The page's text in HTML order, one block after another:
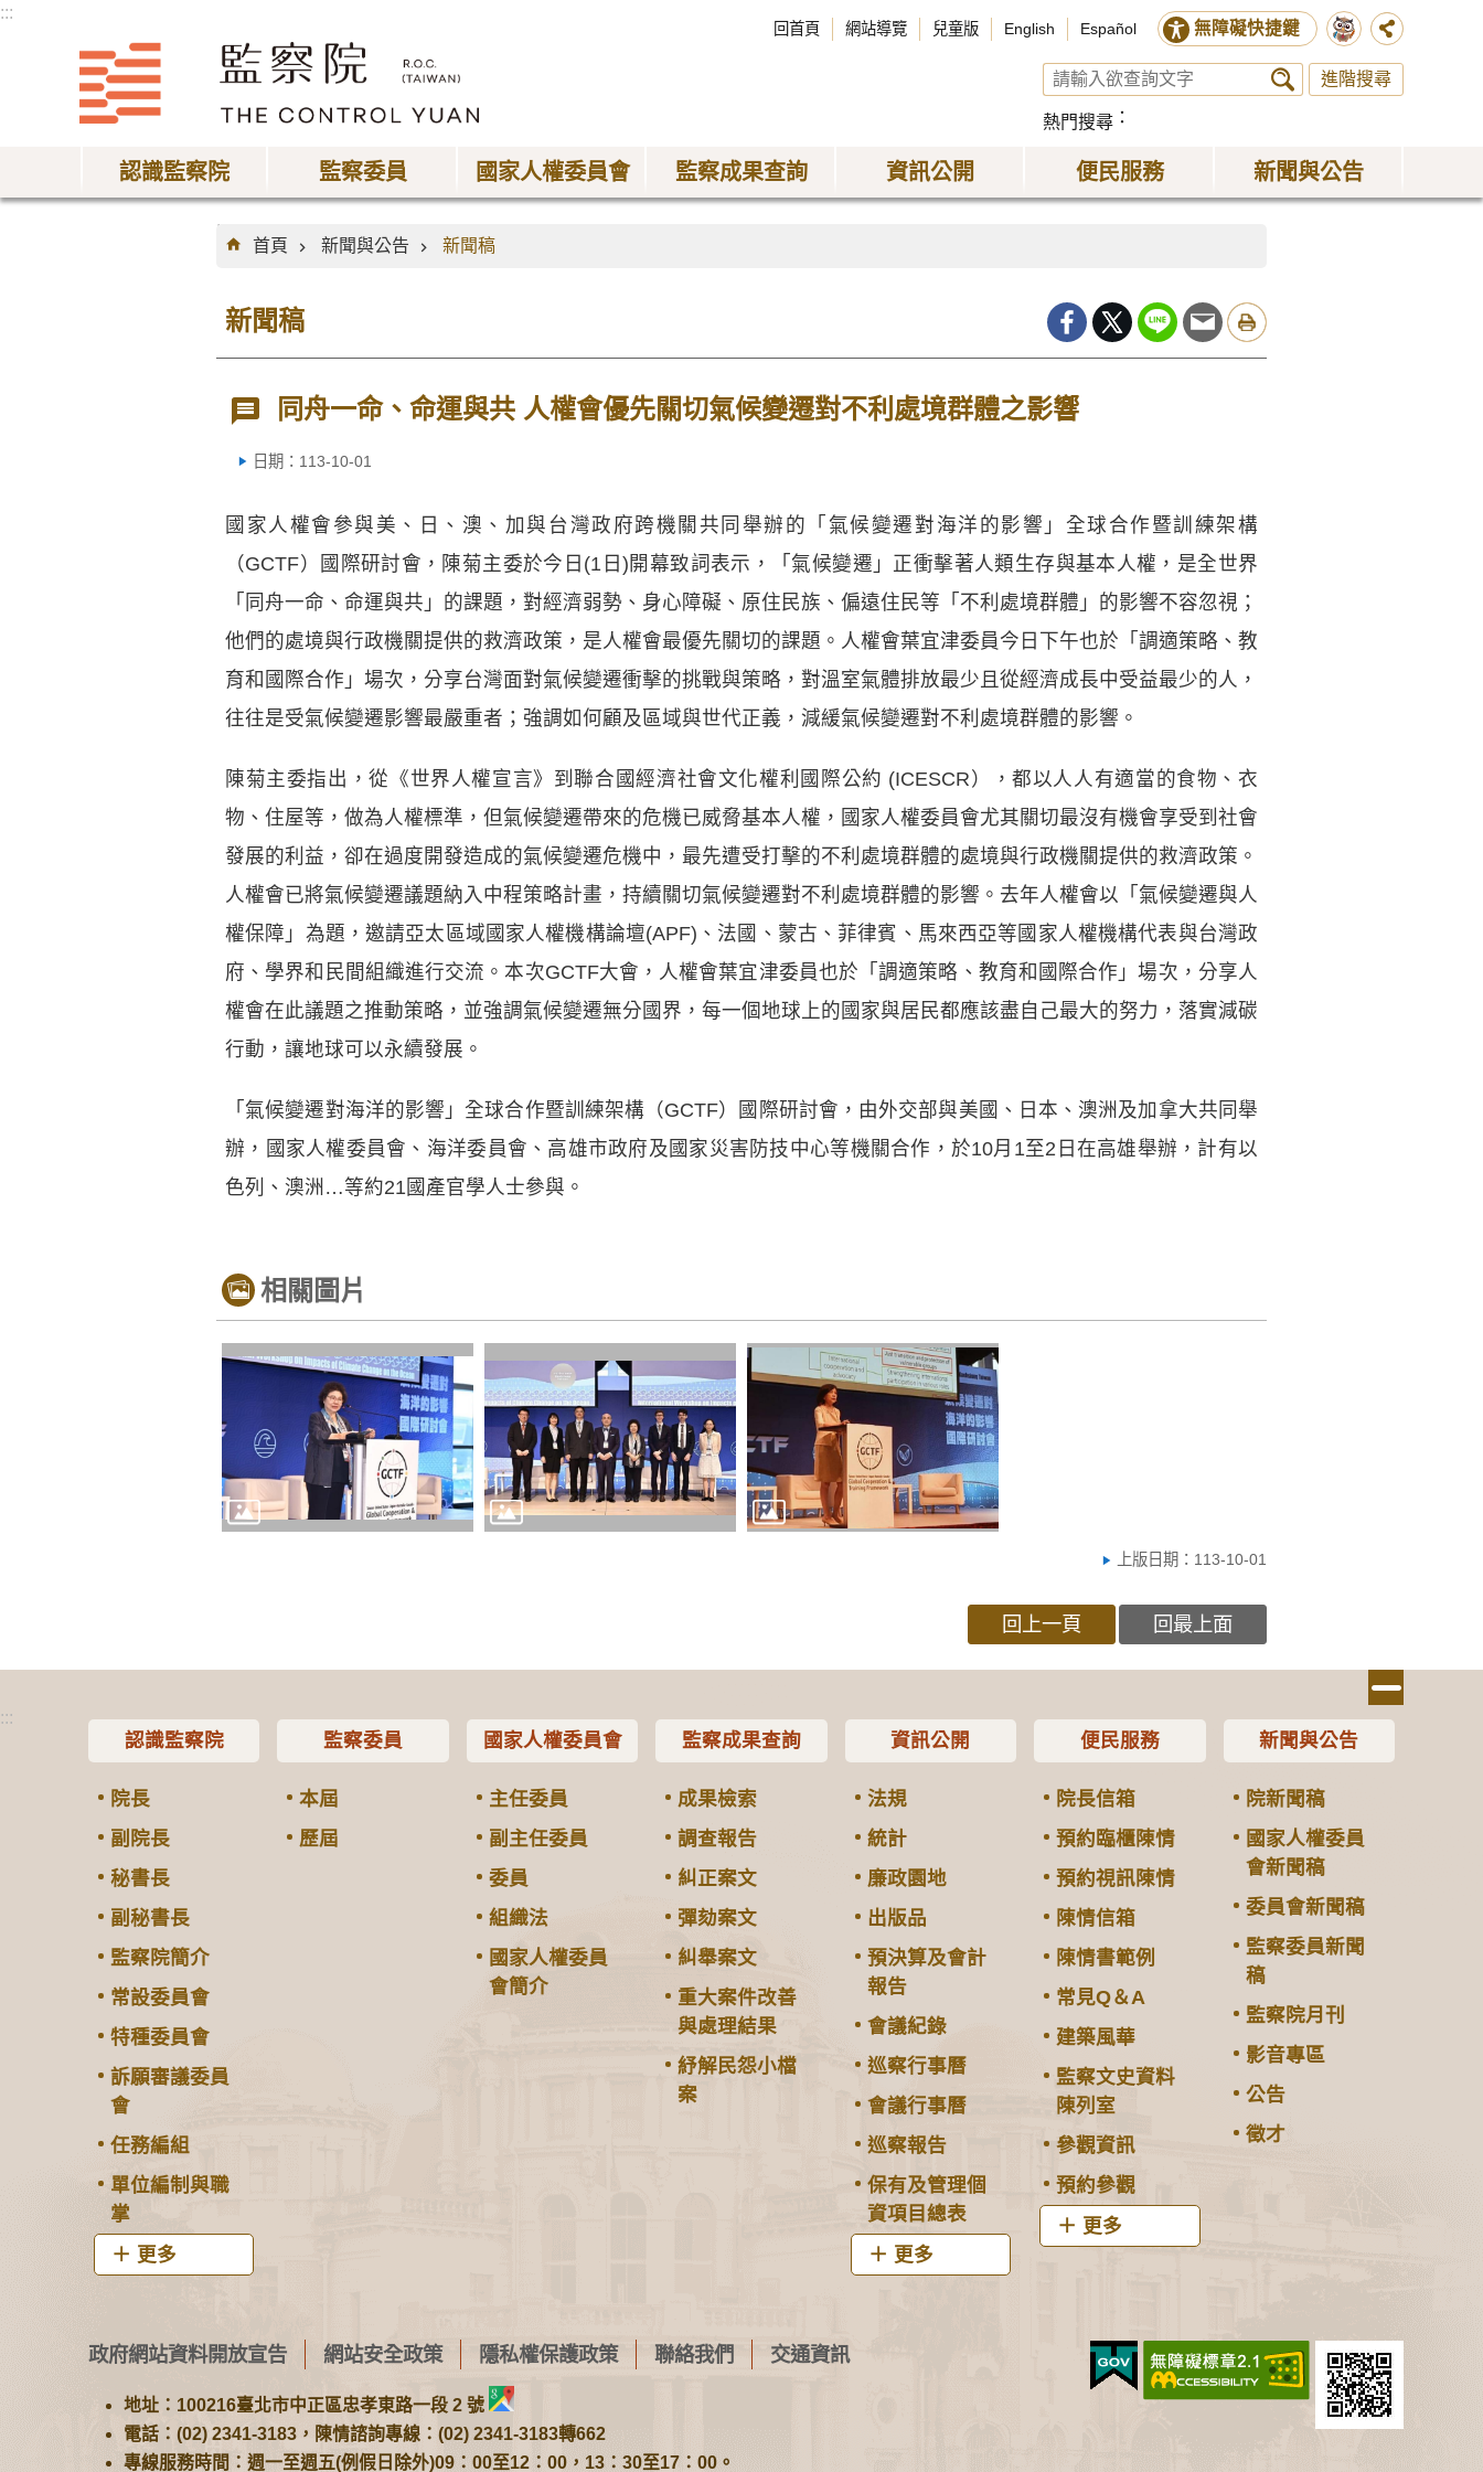
:::
回首頁 網站導覽 兒童版 English Español 無障礙快捷鍵
進階搜尋
熱門搜尋
認識監察院 監察委員 國家人權委員會 監察成果查詢 資訊公開 便民服務 新聞與公告
:::
首頁
新聞與公告 新聞稿
新聞稿
同舟一命、命運與共 人權會優先關切氣候變遷對不利處境群體之影響
日期：113-10-01
國家人權會參與美、日、澳、加與台灣政府跨機關共同舉辦的「氣候變遷對海洋的影響」全球合作暨訓練架構
（GCTF）國際研討會，陳菊主委於今日(1日)開幕致詞表示，「氣候變遷」正衝擊著人類生存與基本人權，是全世界
「同舟一命、命運與共」的課題，對經濟弱勢、身心障礙、原住民族、偏遠住民等「不利處境群體」的影響不容忽視；
他們的處境與行政機關提供的救濟政策，是人權會最優先關切的課題。人權會葉宜津委員今日下午也於「調適策略、教
育和國際合作」場次，分享台灣面對氣候變遷衝擊的挑戰與策略，對溫室氣體排放最少且從經濟成長中受益最少的人，
往往是受氣候變遷影響最嚴重者；強調如何顧及區域與世代正義，減緩氣候變遷對不利處境群體的影響。
陳菊主委指出，從《世界人權宣言》到聯合國經濟社會文化權利國際公約 (ICESCR），都以人人有適當的食物、衣
物、住屋等，做為人權標準，但氣候變遷帶來的危機已威脅基本人權，國家人權委員會尤其關切最沒有機會享受到社會
發展的利益，卻在過度開發造成的氣候變遷危機中，最先遭受打擊的不利處境群體的處境與行政機關提供的救濟政策。
人權會已將氣候變遷議題納入中程策略計畫，持續關切氣候變遷對不利處境群體的影響。去年人權會以「氣候變遷與人
權保障」為題，邀請亞太區域國家人權機構論壇(APF)、法國、蒙古、菲律賓、馬來西亞等國家人權機構代表與台灣政
府、學界和民間組織進行交流。本次GCTF大會，人權會葉宜津委員也於「調適策略、教育和國際合作」場次，分享人
權會在此議題之推動策略，並強調氣候變遷無分國界，每一個地球上的國家與居民都應該盡自己最大的努力，落實減碳
行動，讓地球可以永續發展。
「氣候變遷對海洋的影響」全球合作暨訓練架構（GCTF）國際研討會，由外交部與美國、日本、澳洲及加拿大共同舉
辦，國家人權委員會、海洋委員會、高雄市政府及國家災害防技中心等機關合作，於10月1至2日在高雄舉辦，計有以
色列、澳洲…等約21國產官學人士參與。
相關圖片
上版日期：113-10-01
回上一頁 回最上面
:::
認識監察院
院長
副院長
秘書長
副秘書長
監察院簡介
常設委員會
特種委員會
訴願審議委員
會
任務編組
單位編制與職
掌
更多
監察委員
本屆
歷屆
國家人權委員會
主任委員
副主任委員
委員
組織法
國家人權委員
會簡介
監察成果查詢
成果檢索
調查報告
糾正案文
彈劾案文
糾舉案文
重大案件改善
與處理結果
紓解民怨小檔
案
資訊公開
法規
統計
廉政園地
出版品
預決算及會計
報告
會議紀錄
巡察行事曆
會議行事曆
巡察報告
保有及管理個
資項目總表
更多
便民服務
院長信箱
預約臨櫃陳情
預約視訊陳情
陳情信箱
陳情書範例
常見Q＆A
建築風華
監察文史資料
陳列室
參觀資訊
預約參觀
更多
新聞與公告
院新聞稿
國家人權委員
會新聞稿
委員會新聞稿
監察委員新聞
稿
監察院月刊
影音專區
公告
徵才
政府網站資料開放宣告 網站安全政策 隱私權保護政策 聯絡我們 交通資訊
地址：100216臺北市中正區忠孝東路一段 2 號
電話：(02) 2341-3183，陳情諮詢專線：(02) 2341-3183轉662
專線服務時間：週一至週五(例假日除外)09：00至12：00，13：30至17：00。